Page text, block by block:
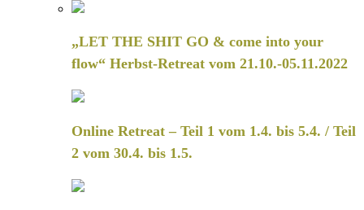
„LET THE SHIT GO & come into your
flow“ Herbst-Retreat vom 21.10.-05.11.2022
Online Retreat – Teil 1 vom 1.4. bis 5.4. / Teil
2 vom 30.4. bis 1.5.